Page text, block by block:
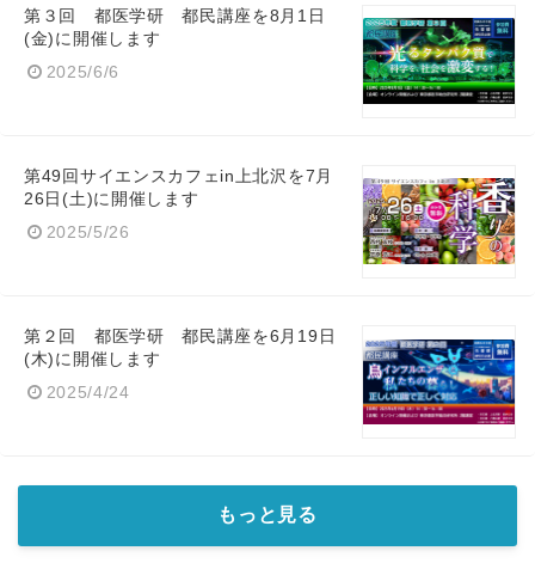
第３回 都医学研 都民講座を8月1日
(金)に開催します
2025/6/6
第49回サイエンスカフェin上北沢を7月
26日(土)に開催します
2025/5/26
第２回 都医学研 都民講座を6月19日
(木)に開催します
2025/4/24
もっと見る
English